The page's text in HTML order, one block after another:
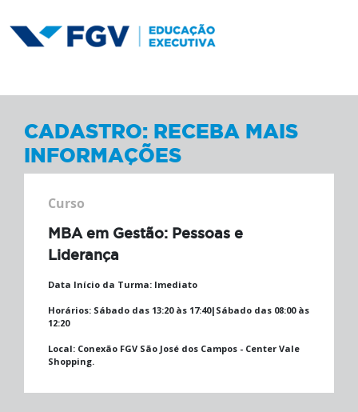
CADASTRO: RECEBA MAIS
INFORMAÇÕES
Curso
MBA em Gestão: Pessoas e
Liderança
Data Início da Turma: Imediato
Horários: Sábado das 13:20 às 17:40|Sábado das 08:00 às
12:20
Local: Conexão FGV São José dos Campos - Center Vale
Shopping.